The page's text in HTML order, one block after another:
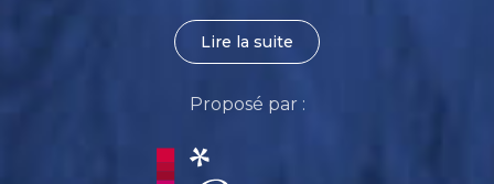
Lire la suite
Proposé par :